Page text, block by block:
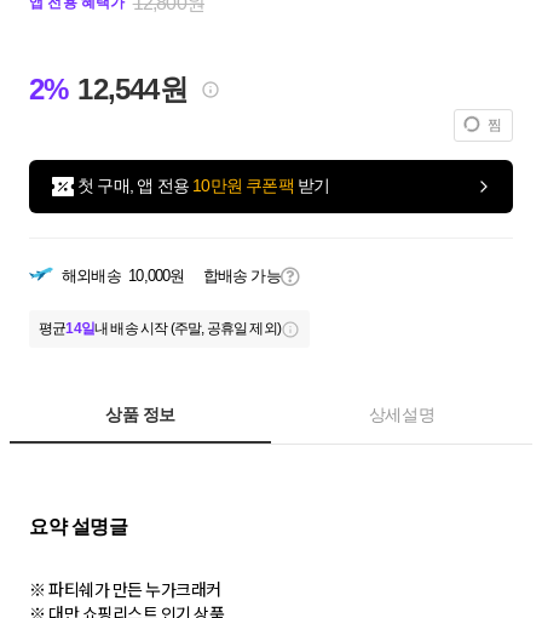
2% 12,544원
찜
첫 구매, 앱 전용 10만원 쿠폰팩 받기
해외배송 10,000원 합배송 가능
평균14일내 배송 시작 (주말, 공휴일 제외)
상품 정보 상세설명
요약 설명글
※ 파티쉐가 만든 누가크래커